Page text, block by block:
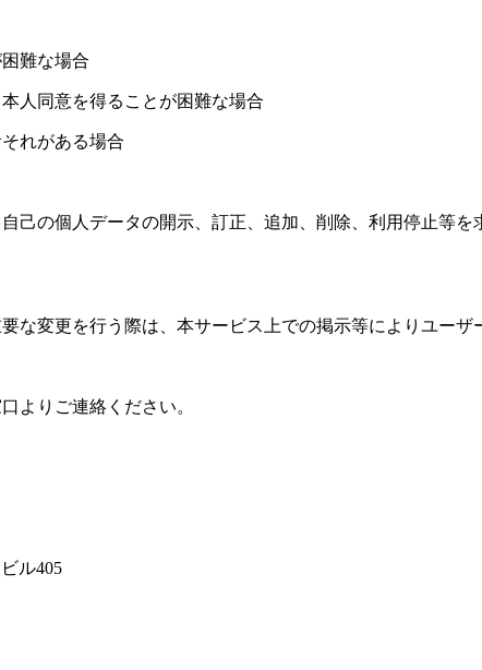
難な場合
人同意を得ることが困難な場合
れがある場合
己の個人データの開示、訂正、追加、削除、利用停止等
な変更を行う際は、本サービス上での掲示等によりユーザ
よりご連絡ください。
ル405